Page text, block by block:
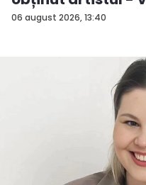
06 august 2026, 13:40